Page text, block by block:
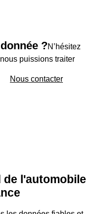
?N’hésitez
puissions traiter
Nous contacter
de l'automobile